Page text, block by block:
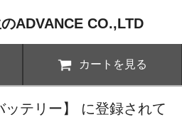
ADVANCE CO.,LTD
カートを見る
ッテリー】 に登録されて